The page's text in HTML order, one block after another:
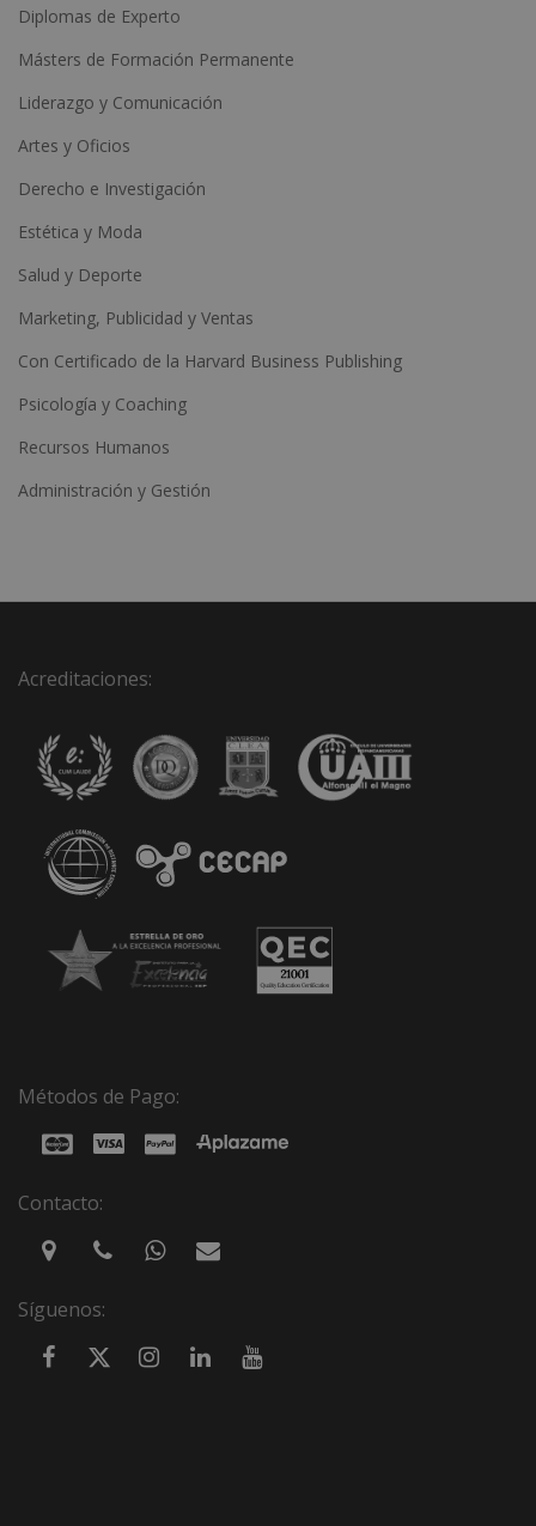
Diplomas de Experto
Másters de Formación Permanente
Liderazgo y Comunicación
Artes y Oficios
Derecho e Investigación
Estética y Moda
Salud y Deporte
Marketing, Publicidad y Ventas
Con Certificado de la Harvard Business Publishing
Psicología y Coaching
Recursos Humanos
Administración y Gestión
Acreditaciones:
Métodos de Pago:
Contacto:
Síguenos: